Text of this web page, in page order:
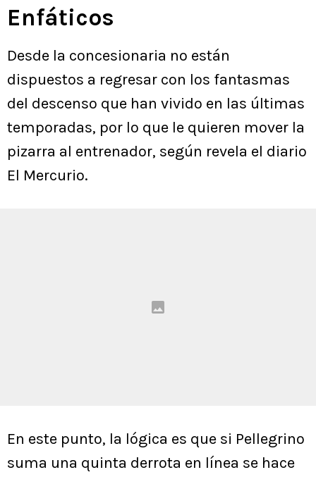
Enfáticos
Desde la concesionaria no están
dispuestos a regresar con los fantasmas
del descenso que han vivido en las últimas
temporadas, por lo que le quieren mover la
pizarra al entrenador, según revela el diario
El Mercurio.
En este punto, la lógica es que si Pellegrino
suma una quinta derrota en línea se hace